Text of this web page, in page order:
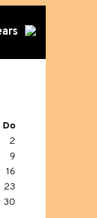
Do
2
9
16
23
30